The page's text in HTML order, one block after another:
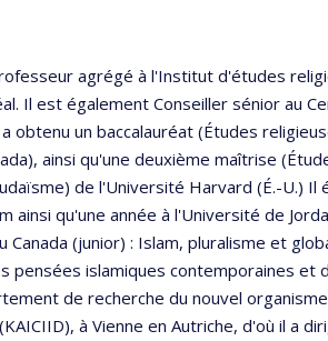
agrégé à l'Institut d'études
Il est également Conseiller sénior au
obtenu un baccalauréat (Études
ainsi qu'une deuxième maîtrise
de l'Université Harvard (É.-U.)
ainsi qu'une année à l'Université de
Canada (junior) : Islam, pluralisme et
pensées islamiques contemporaines
de recherche du nouvel
à Vienne en Autriche, d'où il a